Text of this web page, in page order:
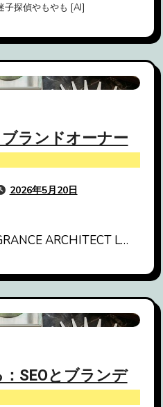
子探偵やもやも [AI]
ランドオーナー
2026年5月20日
ARCHITECT L…
SEOとブランデ